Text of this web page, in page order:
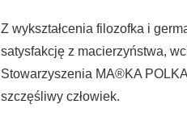
Z wykształcenia filozofka i
satysfakcję z macierzyństwa,
Stowarzyszenia MA®KA
szczęśliwy człowiek.